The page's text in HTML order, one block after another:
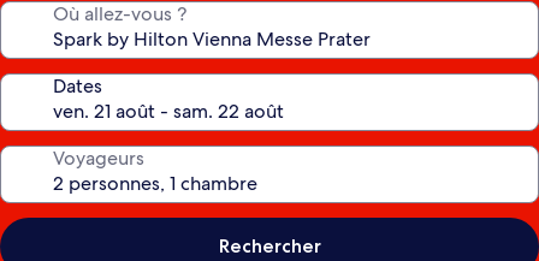
Où allez-vous ?
Dates
Voyageurs
Rechercher